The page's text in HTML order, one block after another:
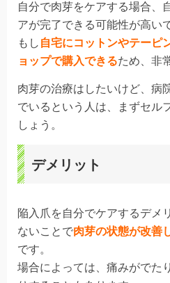
自分で肉芽をケアする場合、
アが完了できる可能性が高い
もし 自宅にコットンやテーピ
ョップで購入できるため、非
肉芽の治療はしたいけど、病
でいるという人は、まずセル
しょう。
デメリット
陥入爪を自分でケアするデメ
ないことで肉芽の状態が改善
です。
場合によっては、痛みがでた